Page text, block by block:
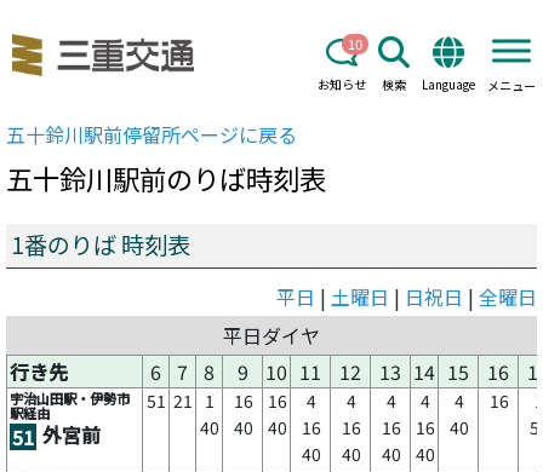
お知らせ
10
検索 Language メニュー
五十鈴川駅前停留所ページに戻る
五十鈴川駅前のりば時刻表
1番のりば 時刻表
平日 | 土曜日 | 日祝日 | 全曜日
平日ダイヤ
行き先
6 7 8 9 10 11 12 13 14 15 16
宇治山田駅・伊勢市
駅経由
51 外宮前
51 21
1
40
16
40
16
40
4
16
40
4
16
40
4
16
40
4
16
40
4
40
16
1